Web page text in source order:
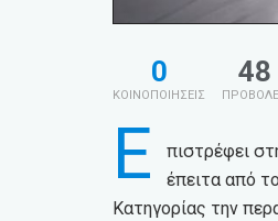
0
ΚΟΙΝΟΠΟΙΗΣΕΙΣ
48
Ε
πιστρέφει
έπειτα από
Κατηγορίας την